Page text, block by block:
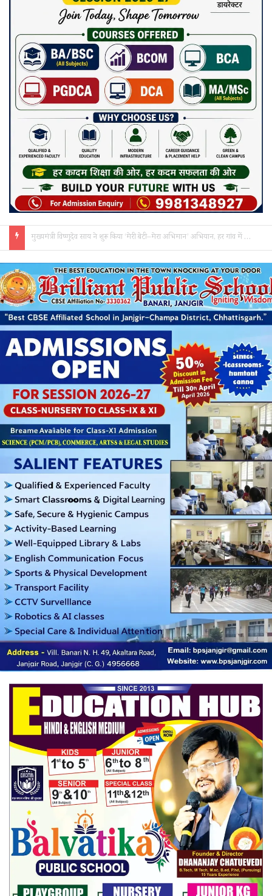
सक्ती: ₹90 लाख की ठगी का खुलासा, एक महिला समेत 3 आरोपी गिरफ्तार